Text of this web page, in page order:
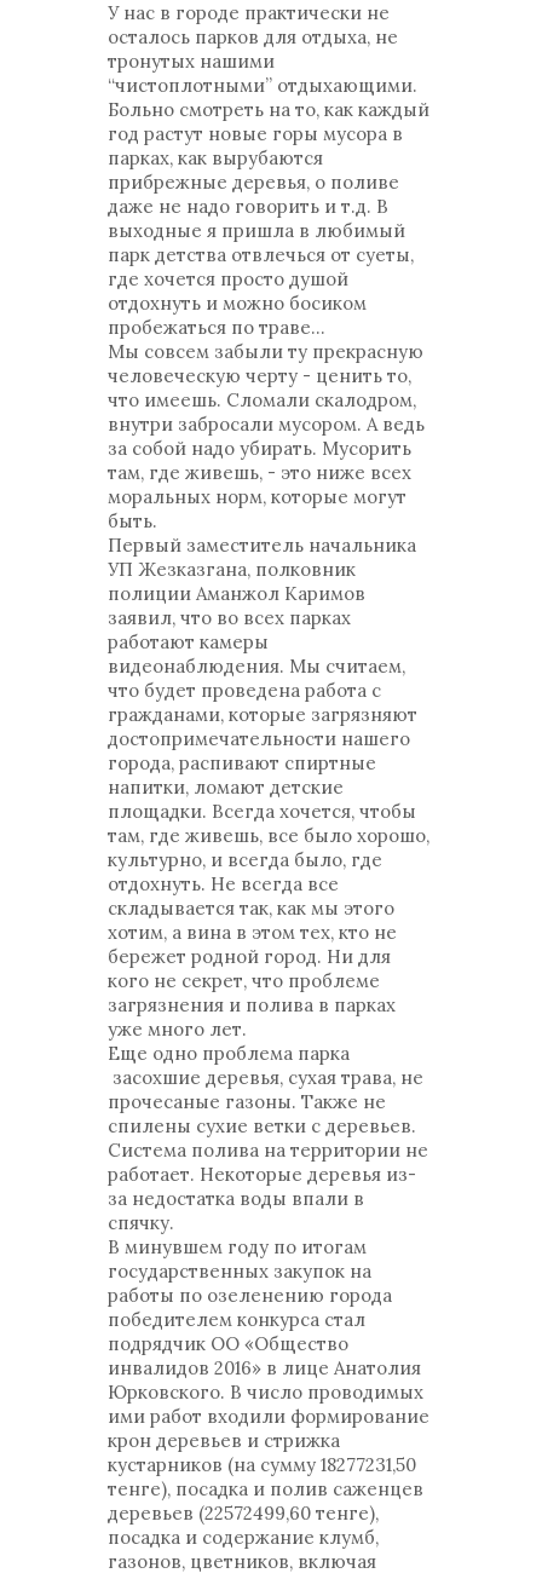
У нас в городе практически не
осталось парков для отдыха, не
тронутых нашими
“чистоплотными” отдыхающими.
Больно смотреть на то, как каждый
год растут новые горы мусора в
парках, как вырубаются
прибрежные деревья, о поливе
даже не надо говорить и т.д. В
выходные я пришла в любимый
парк детства отвлечься от суеты,
где хочется просто душой
отдохнуть и можно босиком
пробежаться по траве...
Мы совсем забыли ту прекрасную
человеческую черту - ценить то,
что имеешь. Сломали скалодром,
внутри забросали мусором. А ведь
за собой надо убирать. Мусорить
там, где живешь, - это ниже всех
моральных норм, которые могут
быть.
Первый заместитель начальника
УП Жезказгана, полковник
полиции Аманжол Каримов
заявил, что во всех парках
работают камеры
видеонаблюдения. Мы считаем,
что будет проведена работа с
гражданами, которые загрязняют
достопримечательности нашего
города, распивают спиртные
напитки, ломают детские
площадки. Всегда хочется, чтобы
там, где живешь, все было хорошо,
культурно, и всегда было, где
отдохнуть. Не всегда все
складывается так, как мы этого
хотим, а вина в этом тех, кто не
бережет родной город. Ни для
кого не секрет, что проблеме
загрязнения и полива в парках
уже много лет.
Еще одно проблема парка
засохшие деревья, сухая трава, не
прочесаные газоны. Также не
спилены сухие ветки с деревьев.
Система полива на территории не
работает. Некоторые деревья из-
за недостатка воды впали в
спячку.
В минувшем году по итогам
государственных закупок на
работы по озеленению города
победителем конкурса стал
подрядчик ОО «Общество
инвалидов 2016» в лице Анатолия
Юрковского. В число проводимых
ими работ входили формирование
крон деревьев и стрижка
кустарников (на сумму 18277231,50
тенге), посадка и полив саженцев
деревьев (22572499,60 тенге),
посадка и содержание клумб,
газонов, цветников, включая